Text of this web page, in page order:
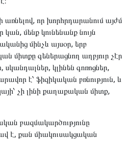
առնելով, որ խորհրդարանում այժմ
մենք կունենանք նույն
մինչև այսօր, երբ
միտքը գեներացնող աղբյուր չէր
սկանդալներ, կլինեն գոռոցներ,
է՝ ֆիզիկական բռնություն, և
չի լինի քաղաքական միտք,
բազմակարծությունը
է, քան միակուսակցական